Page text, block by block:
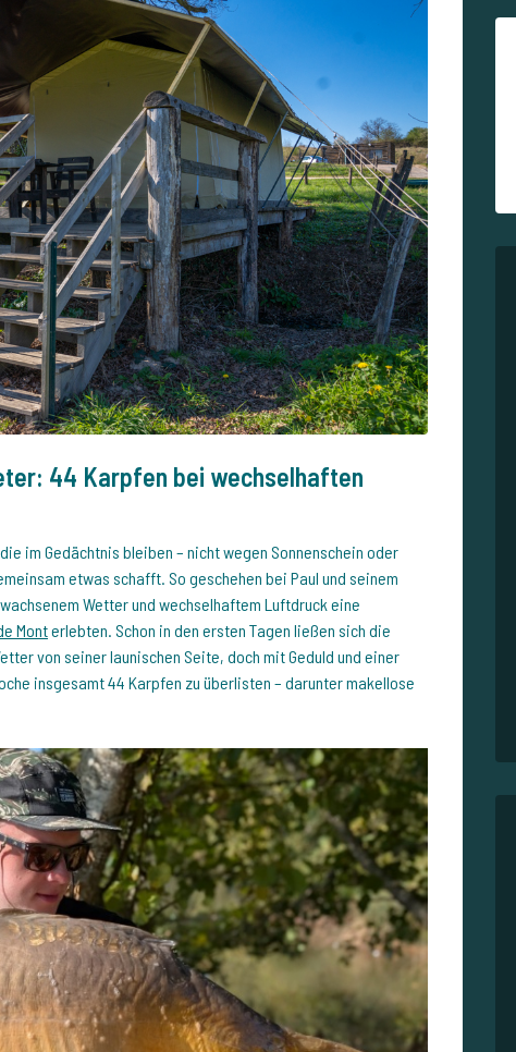
44 Karpfen bei wechselhaften
im Gedächtnis bleiben – nicht wegen Sonnenschein oder
etwas schafft. So geschehen bei Paul und seinem
Wetter und wechselhaftem Luftdruck eine
Monterlebten. Schon in den ersten Tagen ließen sich die
von seiner launischen Seite, doch mit Geduld und einer
insgesamt 44 Karpfen zu überlisten – darunter makellose